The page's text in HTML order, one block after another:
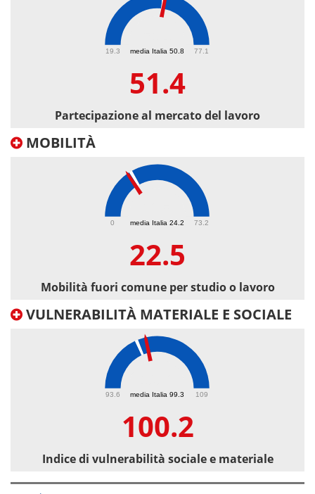
media Italia 50.8
19.3 77.1
51.4
Partecipazione al mercato del lavoro
MOBILITÀ
media Italia 24.2
0 73.2
22.5
Mobilità fuori comune per studio o lavoro
VULNERABILITÀ MATERIALE E SOCIALE
media Italia 99.3
93.6 109
100.2
Indice di vulnerabilità sociale e materiale